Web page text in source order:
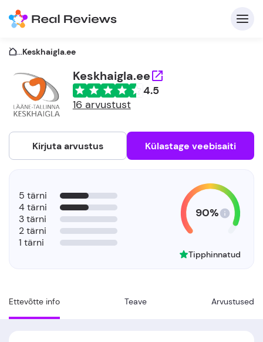
...Keskhaigla.ee
Keskhaigla.ee
4.5
16 arvustust
Kirjuta arvustus Külastage veebisaiti
Ettevõtte info Teave Arvustused
5 tärni
4 tärni
3 tärni
2 tärni
1 tärni
90%
Tipphinnatud